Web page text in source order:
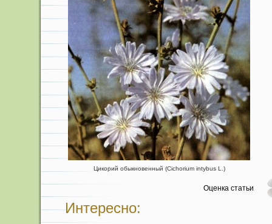
Цикорий обыкновенный (Cichorium intybus L.)
Оценка статьи
Интересно: